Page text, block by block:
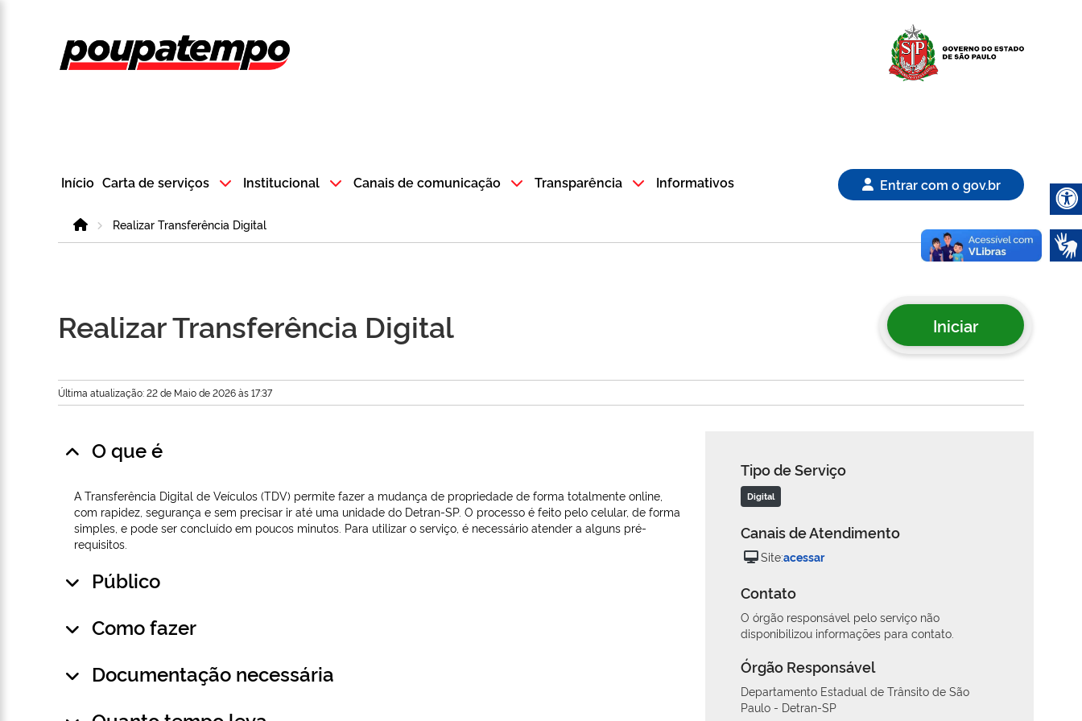
Logo do Poupatempo SP GOV BR direciona para a página inicial
Início Carta de serviços Institucional Canais de comunicação Transparência Informativos Entrar com o gov.br
HomeRealizar Transferência Digital
Realizar Transferência Digital Iniciar
Última atualização: 22 de Maio de 2026 às 17:37
O que é
A Transferência Digital de Veículos (TDV) permite fazer a mudança de propriedade de forma totalmente online,
com rapidez, segurança e sem precisar ir até uma unidade do Detran-SP. O processo é feito pelo celular, de forma
simples, e pode ser concluído em poucos minutos. Para utilizar o serviço, é necessário atender a alguns pré-
requisitos.
Público
Como fazer
Documentação necessária
Tipo de Serviço
Digital
Canais de Atendimento
Site:acessar
Contato
O órgão responsável pelo serviço não
disponibilizou informações para contato.
Órgão Responsável
Departamento Estadual de Trânsito de São
Paulo - Detran-SP